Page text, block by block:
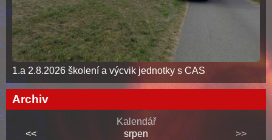
1.a 2.8.2026 školení a výcvik jednotky s CAS
Archiv
Kalendář
<<
srpen
>>